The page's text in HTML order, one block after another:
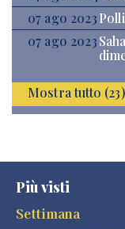
07 ago 2023
07 ago 2023
Mostra tutto (23)
Più visti
Settimana